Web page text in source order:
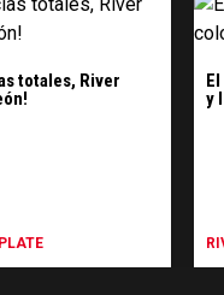
totales, River
y